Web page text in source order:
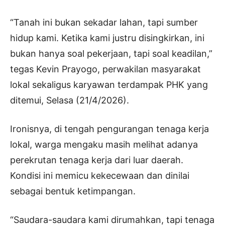
“Tanah ini bukan sekadar lahan, tapi sumber
hidup kami. Ketika kami justru disingkirkan, ini
bukan hanya soal pekerjaan, tapi soal keadilan,”
tegas Kevin Prayogo, perwakilan masyarakat
lokal sekaligus karyawan terdampak PHK yang
ditemui, Selasa (21/4/2026).
Ironisnya, di tengah pengurangan tenaga kerja
lokal, warga mengaku masih melihat adanya
perekrutan tenaga kerja dari luar daerah.
Kondisi ini memicu kekecewaan dan dinilai
sebagai bentuk ketimpangan.
“Saudara-saudara kami dirumahkan, tapi tenaga